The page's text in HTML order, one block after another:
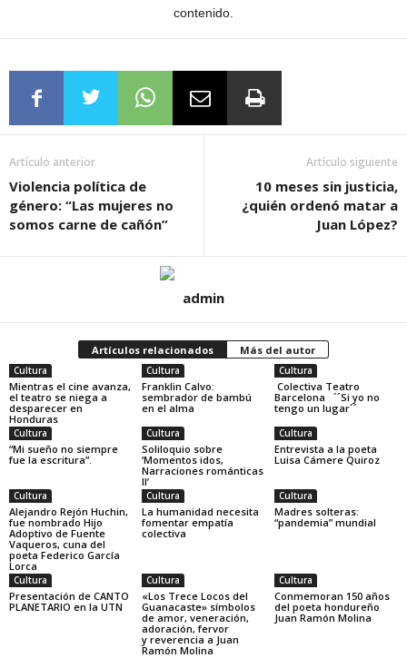
contenido.
Artículo anterior
Violencia política de
género: “Las mujeres no
somos carne de cañón”
Artículo siguiente
10 meses sin justicia,
¿quién ordenó matar a
Juan López?
admin
Artículos relacionados Más del autor
Cultura
Mientras el cine avanza,
el teatro se niega a
desparecer en
Honduras
Cultura
Franklin Calvo:
sembrador de bambú
en el alma
Cultura
Colectiva Teatro
Barcelona ´´Si yo no
tengo un lugar´´
Cultura
“Mi sueño no siempre
fue la escritura”.
Cultura
Soliloquio sobre
‘Momentos idos,
Narraciones románticas
II’
Cultura
Entrevista a la poeta
Luisa Cámere Quiroz
Cultura
Alejandro Rejón Huchin,
fue nombrado Hijo
Adoptivo de Fuente
Vaqueros, cuna del
poeta Federico García
Lorca
Cultura
La humanidad necesita
fomentar empatía
colectiva
Cultura
Madres solteras:
“pandemia” mundial
Cultura
Presentación de CANTO
PLANETARIO en la UTN
Cultura
«Los Trece Locos del
Guanacaste» símbolos
de amor, veneración,
adoración, fervor
y reverencia a Juan
Ramón Molina
Cultura
Conmemoran 150 años
del poeta hondureño
Juan Ramón Molina